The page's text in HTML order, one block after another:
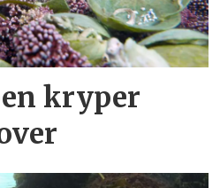
kryper